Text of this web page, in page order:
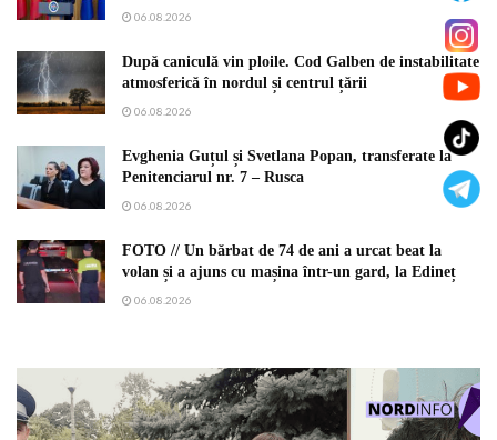
06.08.2026
După caniculă vin ploile. Cod Galben de instabilitate
atmosferică în nordul și centrul țării
06.08.2026
Evghenia Guțul și Svetlana Popan, transferate la
Penitenciarul nr. 7 – Rusca
06.08.2026
FOTO // Un bărbat de 74 de ani a urcat beat la
volan și a ajuns cu mașina într-un gard, la Edineț
06.08.2026